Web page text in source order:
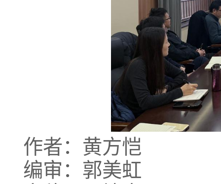
作者：黄方恺
编审：郭美虹